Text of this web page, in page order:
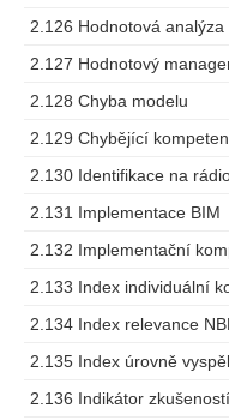
2.126 Hodnotová analýza
2.127 Hodnotový
2.128 Chyba modelu
2.129 Chybějící
2.130 Identifikace na
2.131 Implementace BIM
2.132 Implementační
2.133 Index individuální
2.134 Index relevance
2.135 Index úrovně
2.136 Indikátor zkušeností